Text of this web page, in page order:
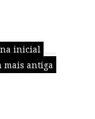
mais antiga
inicial